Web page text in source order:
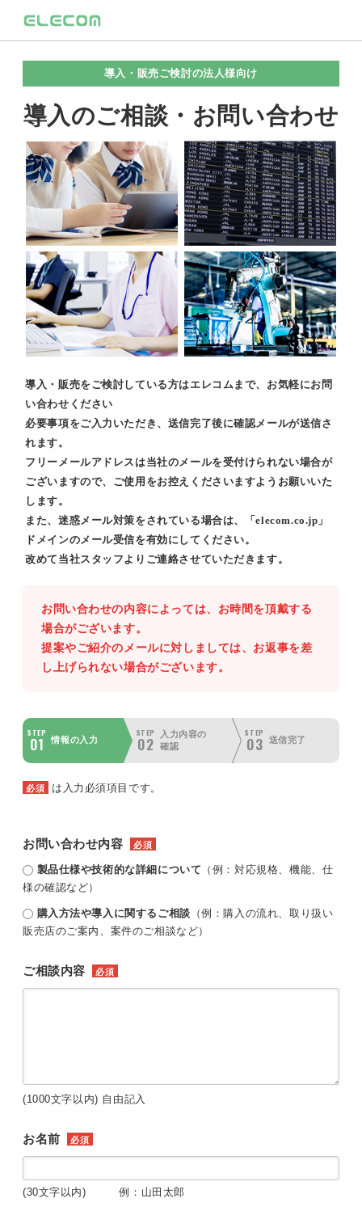
導入・販売ご検討の法人様向け
導入のご相談・お問い合わせ
導入・販売をご検討している方はエレコムまで、お気軽にお問
い合わせください
必要事項をご入力いただき、送信完了後に確認メールが送信さ
れます。
フリーメールアドレスは当社のメールを受付けられない場合が
ございますので、ご使用をお控えくださいますようお願いいた
します。
また、迷惑メール対策をされている場合は、「elecom.co.jp」
ドメインのメール受信を有効にしてください。
改めて当社スタッフよりご連絡させていただきます。
お問い合わせの内容によっては、お時間を頂戴する
場合がございます。
提案やご紹介のメールに対しましては、お返事を差
し上げられない場合がございます。
STEP
01 情報の入力
STEP
02
入力内容の
確認
STEP
03 送信完了
必須 は入力必須項目です。
お問い合わせ内容 必須
製品仕様や技術的な詳細について （例：対応規格、機能、仕
様の確認など）
購入方法や導入に関するご相談 （例：購入の流れ、取り扱い
販売店のご案内、案件のご相談など）
ご相談内容 必須
(1000文字以内) 自由記入
お名前 必須
(30文字以内) 例：山田太郎